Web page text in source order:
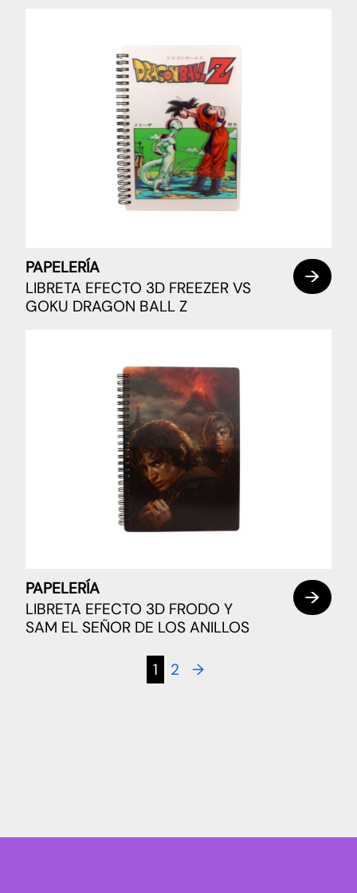
PAPELERÍA
LIBRETA EFECTO 3D FREEZER VS
GOKU DRAGON BALL Z
PAPELERÍA
LIBRETA EFECTO 3D FRODO Y
SAM EL SEÑOR DE LOS ANILLOS
1 2 →